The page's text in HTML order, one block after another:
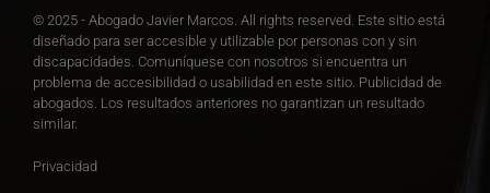
© 2025 - Abogado Javier Marcos. All rights reserved. Este sitio está
diseñado para ser accesible y utilizable por personas con y sin
discapacidades. Comuníquese con nosotros si encuentra un
problema de accesibilidad o usabilidad en este sitio. Publicidad de
abogados. Los resultados anteriores no garantizan un resultado
similar.
Privacidad